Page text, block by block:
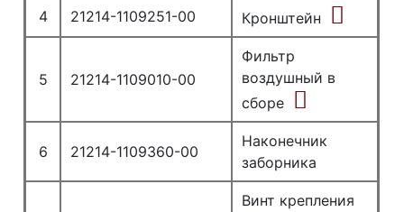
4 21214-1109251-00 Кронштейн
5 21214-1109010-00
Фильтр
воздушный в
сборе
6 21214-1109360-00
Наконечник
заборника
Винт крепления